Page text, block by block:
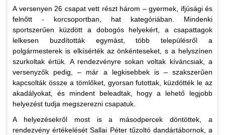
A versenyen 26 csapat vett részt három – gyermek, ifjúsági és
felnőtt - korcsoportban, hat kategóriában. Mindenki
sportszerűen küzdött a dobogós helyekért, a csapattagok
lelkesen buzdították egymást, több településről a
polgármesterek is elkísérték az önkénteseket, s a helyszínen
szurkoltak értük. A rendezvényre sokan voltak kíváncsiak, a
versenyzők pedig, – már a legkisebbek is – szakszerűen
kapcsolták össze a tömlőket, gyorsan futottak, küzdötték le az
akadályokat, és mindent beleadtak, hogy a lehető legjobb
helyezést tudja megszerezni csapatuk.
A helyezésekről most is a másodpercek döntöttek, a
rendezvény értékelését Sallai Péter tűzoltó dandártábornok, a